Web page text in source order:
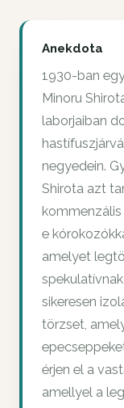
Anekdota
1930-ban
Minoru
laborjaiban
negyedein.
Shirota azt
e
amelyet
sikeresen
törzset,
érjen el a
amellyel a